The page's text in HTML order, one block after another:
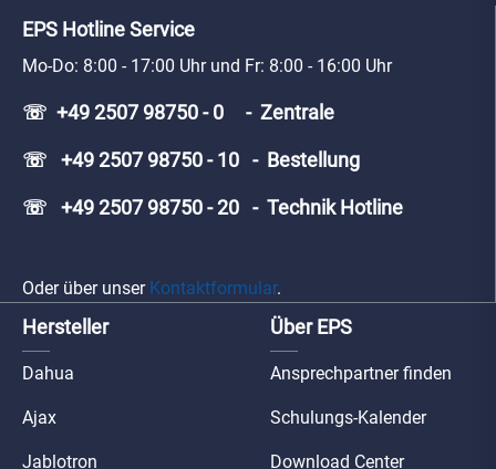
EPS Hotline Service
Mo-Do: 8:00 - 17:00 Uhr und Fr: 8:00 - 16:00 Uhr
☏ +49 2507 98750 - 0 - Zentrale
☏ +49 2507 98750 - 10 - Bestellung
☏ +49 2507 98750 - 20 - Technik Hotline
Oder über unser Kontaktformular.
Hersteller
Dahua
Ajax
Jablotron
Über EPS
Ansprechpartner finden
Schulungs-Kalender
Download Center